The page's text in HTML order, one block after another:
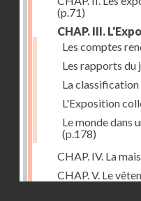
(p.71)
CHAP. III.
Les comptes
Les rapports
La
L'Exposition
Le monde dans
(p.178)
CHAP. IV. La
CHAP. V. Le